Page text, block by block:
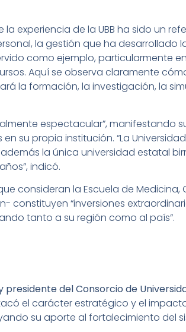
experiencia de la UBB ha sido un
la gestión que ha desarrollado
como ejemplo, particularmente
Aquí se observa claramente
la formación, la investigación, la
espectacular”, manifestando
su propia institución. “La
la única universidad estatal
indicó.
consideran la Escuela de Medicina,
constituyen “inversiones
tanto a su región como al país”.
del Consorcio de
el carácter estratégico y el
su aporte al fortalecimiento del